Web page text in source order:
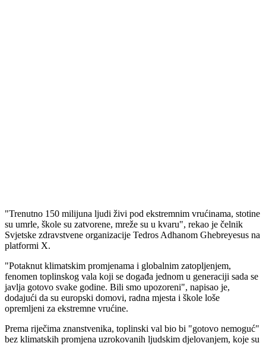
"Trenutno 150 milijuna ljudi živi pod ekstremnim vrućinama, stotine
su umrle, škole su zatvorene, mreže su u kvaru", rekao je čelnik
Svjetske zdravstvene organizacije Tedros Adhanom Ghebreyesus na
platformi X.
"Potaknut klimatskim promjenama i globalnim zatopljenjem,
fenomen toplinskog vala koji se događa jednom u generaciji sada se
javlja gotovo svake godine. Bili smo upozoreni", napisao je,
dodajući da su europski domovi, radna mjesta i škole loše
opremljeni za ekstremne vrućine.
Prema riječima znanstvenika, toplinski val bio bi "gotovo nemoguć"
bez klimatskih promjena uzrokovanih ljudskim djelovanjem, koje su